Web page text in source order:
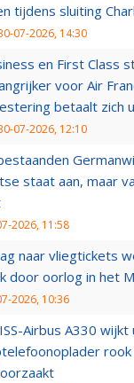
tijdens sluiting
07-2026, 14:30
en First Class
voor Air
betaalt zich
07-2026, 12:10
staat aan, maar
2026, 11:58
naar vliegtickets
door oorlog in het
2026, 10:36
Airbus A330
rook